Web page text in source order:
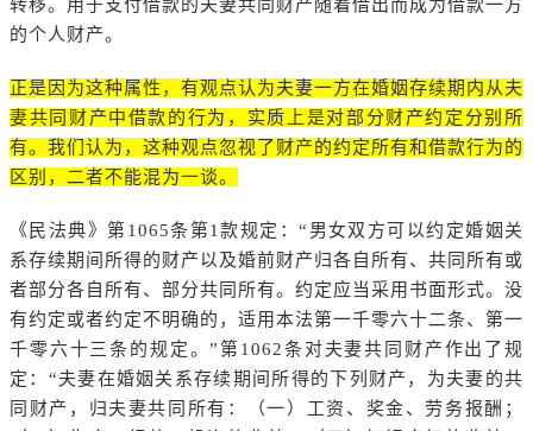
转移。用于支付借款的夫妻共同财产随着借出而成为借款一方
的个人财产。
正是因为这种属性，有观点认为夫妻一方在婚姻存续期内从夫
妻共同财产中借款的行为，实质上是对部分财产约定分别所
有。我们认为，这种观点忽视了财产的约定所有和借款行为的
区别，二者不能混为一谈。
《民法典》第1065条第1款规定：“男女双方可以约定婚姻关
系存续期间所得的财产以及婚前财产归各自所有、共同所有或
者部分各自所有、部分共同所有。约定应当采用书面形式。没
有约定或者约定不明确的，适用本法第一千零六十二条、第一
千零六十三条的规定。”第1062条对夫妻共同财产作出了规
定：“夫妻在婚姻关系存续期间所得的下列财产，为夫妻的共
同财产，归夫妻共同所有：（一）工资、奖金、劳务报酬；